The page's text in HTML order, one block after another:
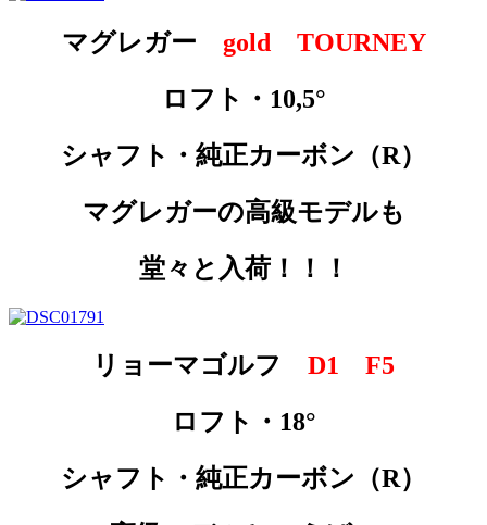
マグレガー gold TOURNEY
ロフト・10,5°
シャフト・純正カーボン（R）
マグレガーの高級モデルも
堂々と入荷！！！
リョーマゴルフ D1 F5
ロフト・18°
シャフト・純正カーボン（R）